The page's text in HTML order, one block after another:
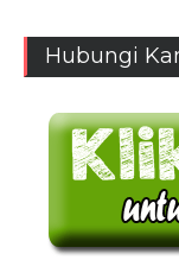
Hubungi